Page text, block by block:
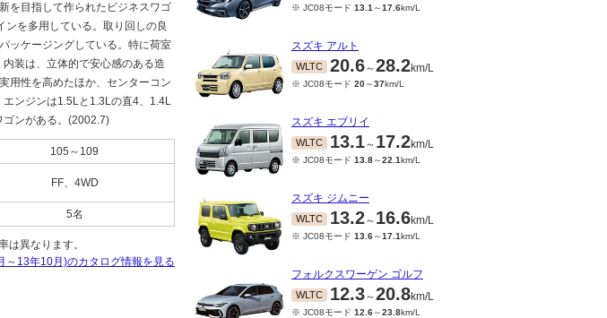
を目指して作られたビジネスワゴ
を多用している。取り回しの良
ッケージングしている。特に荷室
装は、立体的で安心感のある造
用性を高めたほか、センターコン
ンジンは1.5Lと1.3Lの直4、1.4L
ンがある。(2002.7)
105～109
FF、4WD
5名
異なります。
～13年10月)のカタログ情報を見る
※ JC08モード 13.1 ～17.6km/L
スズキ アルト
WLTC 20.6～28.2km/L
※ JC08モード 20～37km/L
スズキ エブリイ
WLTC 13.1～ 17.2km/L
※ JC08モード 13.8～22.1km/L
スズキ ジムニー
WLTC 13.2～ 16.6km/L
※ JC08モード 13.6～17.1km/L
フォルクスワーゲン ゴルフ
WLTC 12.3～20.8km/L
※ JC08モード 12.6～23.8km/L